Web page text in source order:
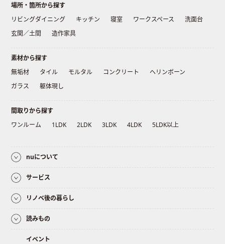
場所・箇所から探す
リビングダイニング
キッチン 寝室 ワークスペース
洗面台
玄関／土間
造作家具
素材から探す
無垢材
タイル モルタル コンクリート
ヘリンボーン
ガラス
躯体現し
間取りから探す
ワンルーム
1LDK 2LDK 3LDK 4LDK 5LDK以上
nuについて
サービス
リノベ後の暮らし
読みもの
イベント